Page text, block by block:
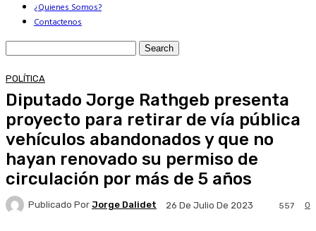
¿Quienes Somos?
Contactenos
POLÍTICA
Diputado Jorge Rathgeb presenta
proyecto para retirar de vía pública
vehículos abandonados y que no
hayan renovado su permiso de
circulación por más de 5 años
Publicado Por Jorge Dalidet 26 De Julio De 2023 0
557